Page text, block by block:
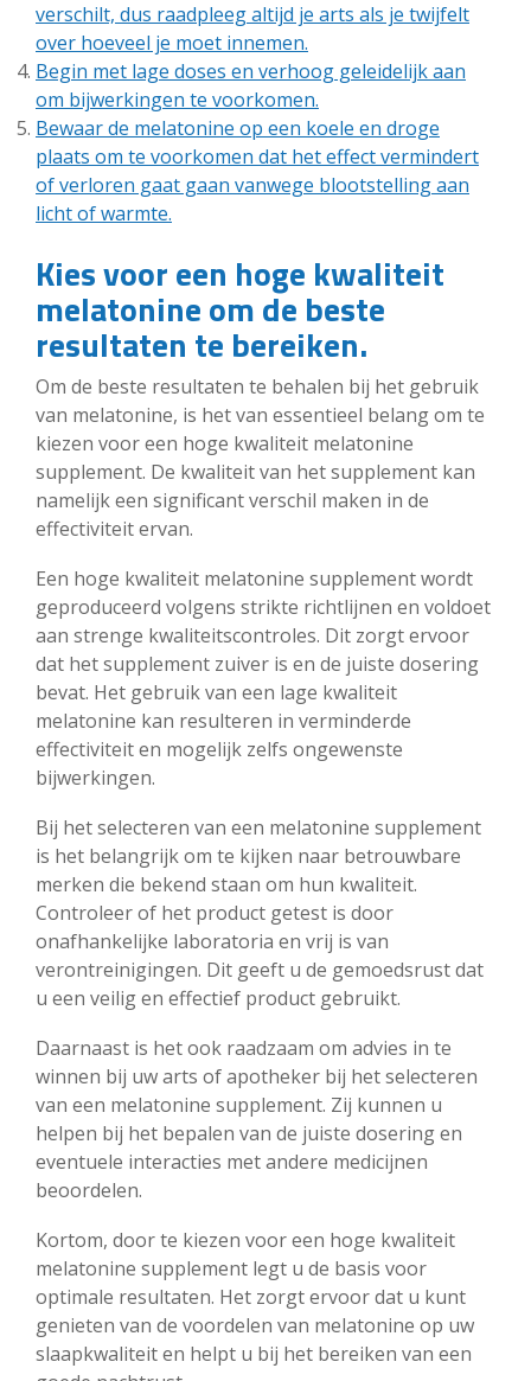
verschilt, dus raadpleeg altijd je arts als je twijfelt
over hoeveel je moet innemen.
Begin met lage doses en verhoog geleidelijk aan
om bijwerkingen te voorkomen.
Bewaar de melatonine op een koele en droge
plaats om te voorkomen dat het effect vermindert
of verloren gaat gaan vanwege blootstelling aan
licht of warmte.
Kies voor een hoge kwaliteit
melatonine om de beste
resultaten te bereiken.
Om de beste resultaten te behalen bij het gebruik
van melatonine, is het van essentieel belang om te
kiezen voor een hoge kwaliteit melatonine
supplement. De kwaliteit van het supplement kan
namelijk een significant verschil maken in de
effectiviteit ervan.
Een hoge kwaliteit melatonine supplement wordt
geproduceerd volgens strikte richtlijnen en voldoet
aan strenge kwaliteitscontroles. Dit zorgt ervoor
dat het supplement zuiver is en de juiste dosering
bevat. Het gebruik van een lage kwaliteit
melatonine kan resulteren in verminderde
effectiviteit en mogelijk zelfs ongewenste
bijwerkingen.
Bij het selecteren van een melatonine supplement
is het belangrijk om te kijken naar betrouwbare
merken die bekend staan om hun kwaliteit.
Controleer of het product getest is door
onafhankelijke laboratoria en vrij is van
verontreinigingen. Dit geeft u de gemoedsrust dat
u een veilig en effectief product gebruikt.
Daarnaast is het ook raadzaam om advies in te
winnen bij uw arts of apotheker bij het selecteren
van een melatonine supplement. Zij kunnen u
helpen bij het bepalen van de juiste dosering en
eventuele interacties met andere medicijnen
beoordelen.
Kortom, door te kiezen voor een hoge kwaliteit
melatonine supplement legt u de basis voor
optimale resultaten. Het zorgt ervoor dat u kunt
genieten van de voordelen van melatonine op uw
slaapkwaliteit en helpt u bij het bereiken van een